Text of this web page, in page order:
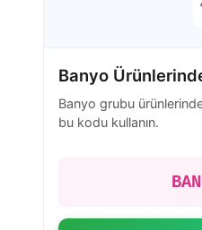
Banyo
Banyo grubu
bu kodu kullanın.